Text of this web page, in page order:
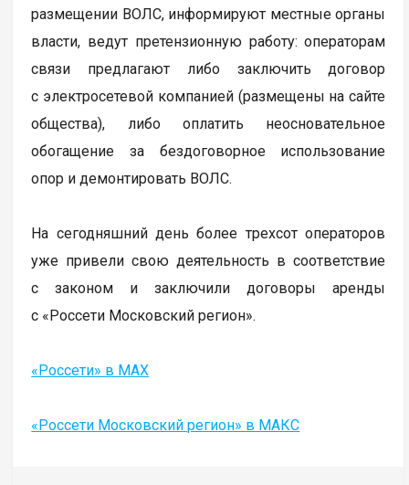
размещении ВОЛС, информируют местные органы
власти, ведут претензионную работу: операторам
связи предлагают либо заключить договор
с электросетевой компанией (размещены на сайте
общества), либо оплатить неосновательное
обогащение за бездоговорное использование
опор и демонтировать ВОЛС.
На сегодняшний день более трехсот операторов
уже привели свою деятельность в соответствие
с законом и заключили договоры аренды
с «Россети Московский регион».
«Россети» в MAX
«Россети Московский регион» в МАКС